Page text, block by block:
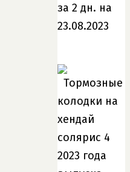
за 2 дн. на
23.08.2023